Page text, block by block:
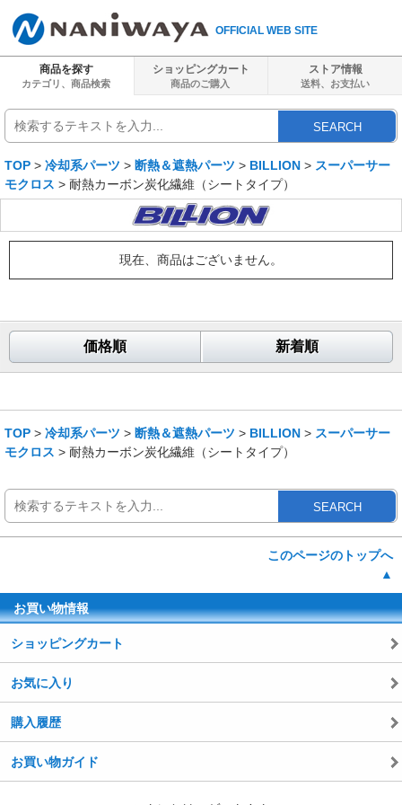
OFFICIAL WEB SITE
商品を探す
カテゴリ、商品検索
ショッピングカート
商品のご購入
ストア情報
送料、 お支払い
SEARCH
TOP > 冷却系パーツ > 断熱＆遮熱パーツ > BILLION > スーパーサー
モクロス > 耐熱カーボン炭化繊維（シートタイプ）
現在、商品はございません。
価格順 新着順
TOP > 冷却系パーツ > 断熱＆遮熱パーツ > BILLION > スーパーサー
モクロス > 耐熱カーボン炭化繊維（シートタイプ）
SEARCH
このページのトップへ
▲
お買い物情報
ショッピングカート
お気に入り
購入履歴
お買い物ガイド